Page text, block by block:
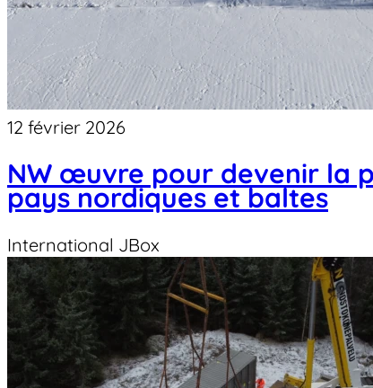
12 février 2026
NW œuvre pour devenir la
pays nordiques et baltes
International JBox